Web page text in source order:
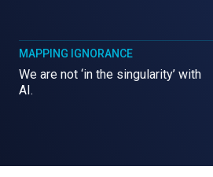
MAPPING IGNORANCE
We are not ‘in the singularity’ with
AI.